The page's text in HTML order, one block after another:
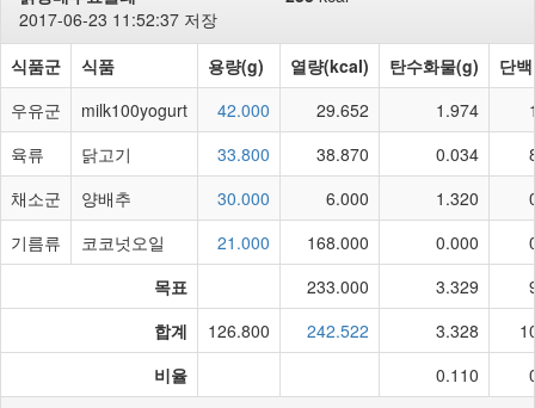
2017-06-23 11:52:37 저장
식품군
식품 용량(g) 열량(kcal) 탄수화물(g)
단
우유군
milk100yogurt 42.000 29.652 1.974
육류
닭고기 33.800 38.870 0.034
채소군
양배추 30.000 6.000 1.320
기름류
코코넛오일 21.000 168.000 0.000
목표
233.000 3.329
합계
126.800 242.522 3.328
비율
0.110